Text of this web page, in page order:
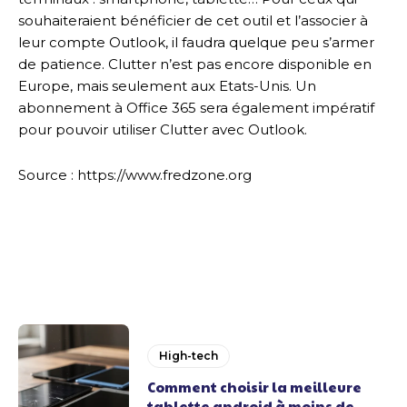
souhaiteraient bénéficier de cet outil et l’associer à
leur compte Outlook, il faudra quelque peu s’armer
de patience. Clutter n’est pas encore disponible en
Europe, mais seulement aux Etats-Unis. Un
abonnement à Office 365 sera également impératif
pour pouvoir utiliser Clutter avec Outlook.
Source : https://www.fredzone.org
High-tech
Comment choisir la meilleure